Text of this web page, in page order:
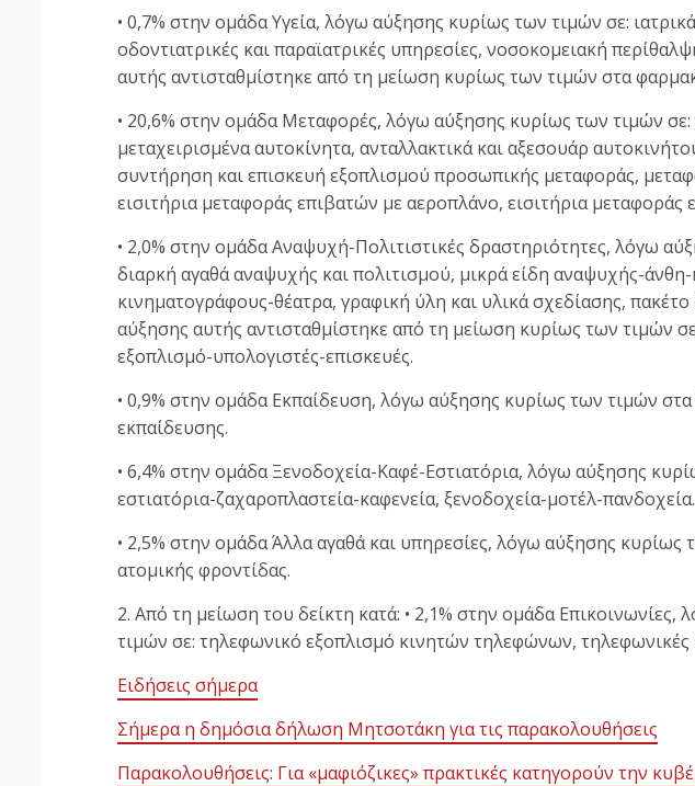
• 0,7% στην ομάδα Υγεία, λόγω αύξησης κυρίως των τιμών σε:
οδοντιατρικές και παραϊατρικές υπηρεσίες, νοσοκομειακή
αυτής αντισταθμίστηκε από τη μείωση κυρίως των τιμών στα
• 20,6% στην ομάδα Μεταφορές, λόγω αύξησης κυρίως των τιμών σε:
μεταχειρισμένα αυτοκίνητα, ανταλλακτικά και αξεσουάρ
συντήρηση και επισκευή εξοπλισμού προσωπικής μεταφοράς,
εισιτήρια μεταφοράς επιβατών με αεροπλάνο, εισιτήρια μεταφοράς
• 2,0% στην ομάδα Αναψυχή-Πολιτιστικές δραστηριότητες, λόγω
διαρκή αγαθά αναψυχής και πολιτισμού, μικρά είδη αναψυχής-άνθη-
κινηματογράφους-θέατρα, γραφική ύλη και υλικά σχεδίασης,
αύξησης αυτής αντισταθμίστηκε από τη μείωση κυρίως των τιμών
εξοπλισμό-υπολογιστές-επισκευές.
• 0,9% στην ομάδα Εκπαίδευση, λόγω αύξησης κυρίως των τιμών
εκπαίδευσης.
• 6,4% στην ομάδα Ξενοδοχεία-Καφέ-Εστιατόρια, λόγω αύξησης
εστιατόρια-ζαχαροπλαστεία-καφενεία, ξενοδοχεία-μοτέλ-πανδοχεία.
• 2,5% στην ομάδα Άλλα αγαθά και υπηρεσίες, λόγω αύξησης κυρίως
ατομικής φροντίδας.
2. Από τη μείωση του δείκτη κατά: • 2,1% στην ομάδα
τιμών σε: τηλεφωνικό εξοπλισμό κινητών τηλεφώνων, τηλεφωνικές
Ειδήσεις σήμερα
Σήμερα η δημόσια δήλωση Μητσοτάκη για τις παρακολουθήσεις
Παρακολουθήσεις: Για «μαφιόζικες» πρακτικές κατηγορούν την